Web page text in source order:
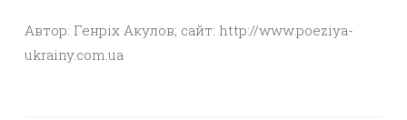
Автор: Генріх Акулов; сайт: http://www.poeziya-
ukrainy.com.ua